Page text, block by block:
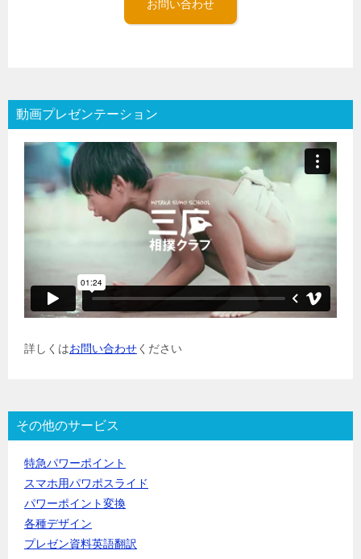
お問い合わせ
動画プレゼンテーション
詳しくはお問い合わせください
その他のサービス
特急パワーポイント
スマホ用パワポスライド
パワーポイント変換
各種デザイン
プレゼン資料英語翻訳